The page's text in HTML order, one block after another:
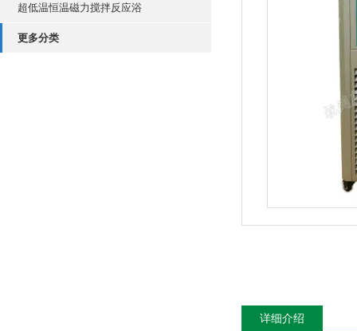
超低温恒温磁力搅拌反应浴
更多分类
详细介绍